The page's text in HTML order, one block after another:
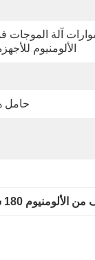
الألومنيوم
حامل
180 سم